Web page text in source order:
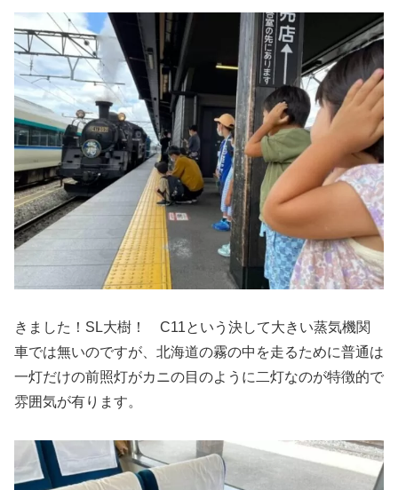
きました！SL大樹！ C11という決して大きい蒸気機関
車では無いのですが、北海道の霧の中を走るために普通は
一灯だけの前照灯がカニの目のように二灯なのが特徴的で
雰囲気が有ります。